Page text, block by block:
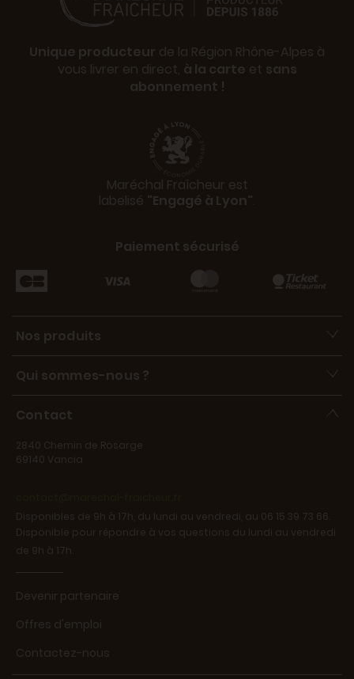
Unique producteur de la Région Rhône-Alpes à
vous livrer en direct, à la carte et sans
abonnement !
Maréchal Fraîcheur est
labelisé "Engagé à Lyon".
Paiement sécurisé
Nos produits
Qui sommes-nous ?
Contact
2840 Chemin de Rosarge
69140 Vancia
Disponibles de 9h à 17h, du lundi au vendredi, au 06 15 39 73 66.
Disponible pour répondre à vos questions du lundi au vendredi
de 9h à 17h.
Devenir partenaire
Offres d'emploi
Contactez-nous